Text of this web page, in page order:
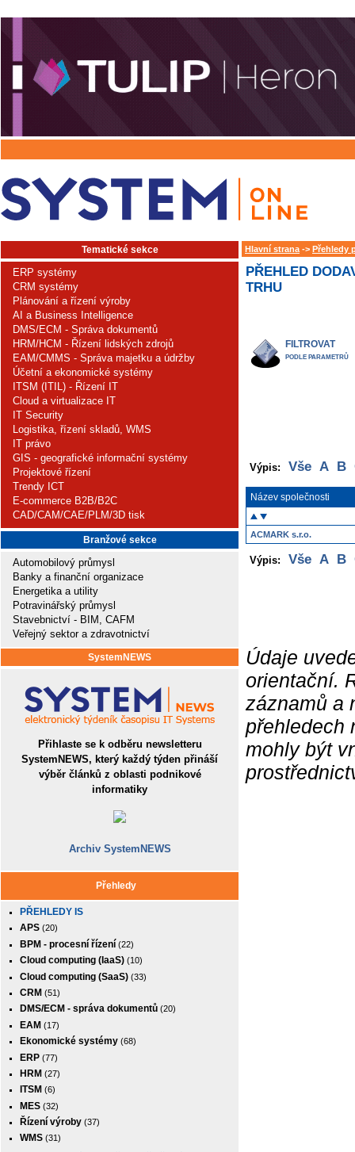
Tematické sekce
ERP systémy
CRM systémy
Plánování a řízení výroby
AI a Business Intelligence
DMS/ECM - Správa dokumentů
HRM/HCM - Řízení lidských zdrojů
EAM/CMMS - Správa majetku a údržby
Účetní a ekonomické systémy
ITSM (ITIL) - Řízení IT
Cloud a virtualizace IT
IT Security
Logistika, řízení skladů, WMS
IT právo
GIS - geografické informační systémy
Projektové řízení
Trendy ICT
E-commerce B2B/B2C
CAD/CAM/CAE/PLM/3D tisk
Branžové sekce
Automobilový průmysl
Banky a finanční organizace
Energetika a utility
Potravinářský průmysl
Stavebnictví - BIM, CAFM
Veřejný sektor a zdravotnictví
SystemNEWS
Přihlaste se k odběru newsletteru
SystemNEWS, který každý týden přináší
výběr článků z oblasti podnikové
informatiky
Archiv SystemNEWS
Přehledy
PŘEHLEDY IS
APS (20)
BPM - procesní řízení (22)
Cloud computing (IaaS) (10)
Cloud computing (SaaS) (33)
CRM (51)
DMS/ECM - správa dokumentů (20)
EAM (17)
Ekonomické systémy (68)
ERP (77)
HRM (27)
ITSM (6)
MES (32)
Řízení výroby (37)
WMS (31)
Hlavní strana -> Přehledy
PŘEHLED
TRHU
FILTROVAT
PODLE PARAMETRŮ
Výpis: Vše A B
Název společnosti
ACMARK s.r.o.
Výpis: Vše A B
Údaje
orientační.
záznamů a
přehledech
mohly být